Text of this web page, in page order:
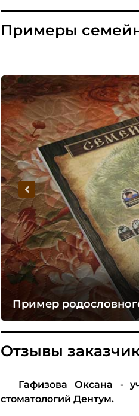
Примеры
Пример
Отзывы
Гафизова Оксана -
стоматологий Дентум.